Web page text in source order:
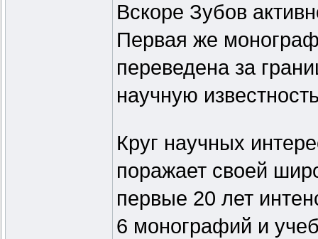
Вскоре Зубов
Первая же
переведена за
научную
Круг научных
поражает своей
первые 20 лет
6 монографий и